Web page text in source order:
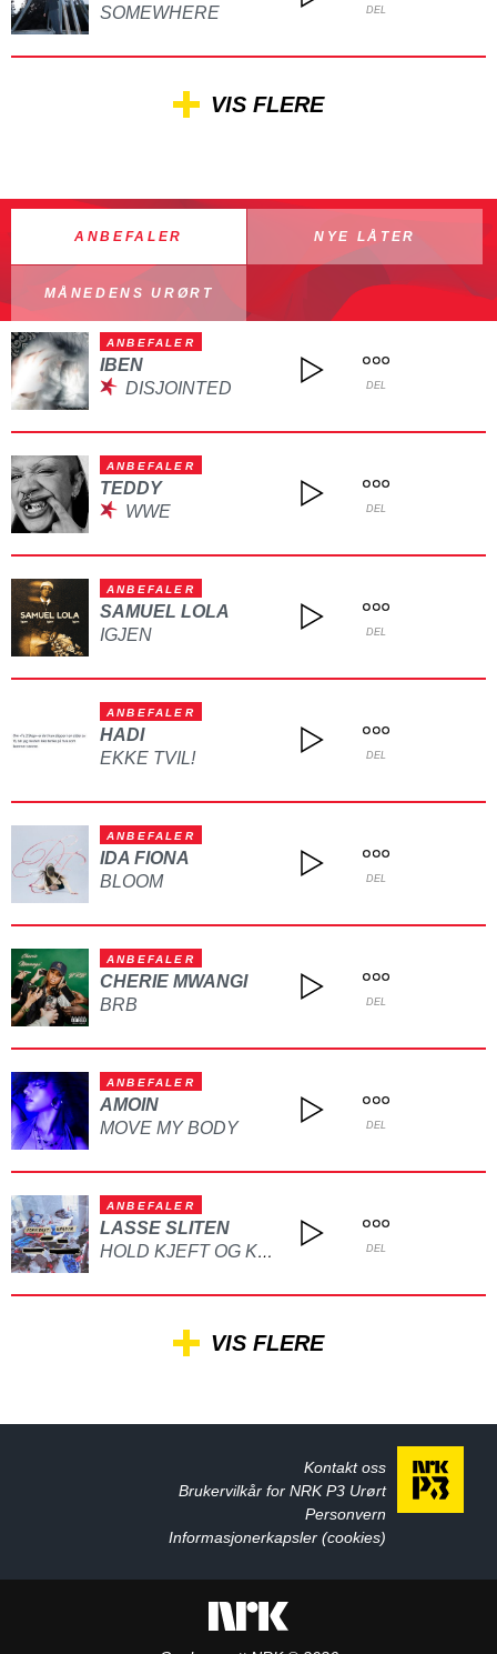
SOMEWHERE
DEL
VIS FLERE
ANBEFALER NYE LÅTER
MÅNEDENS URØRT
ANBEFALER
IBEN
DISJOINTED
DEL
ANBEFALER
TEDDY
WWE
DEL
ANBEFALER
SAMUEL LOLA
IGJEN
DEL
ANBEFALER
HADI
EKKE TVIL!
DEL
ANBEFALER
IDA FIONA
BLOOM
DEL
ANBEFALER
CHERIE MWANGI
BRB
DEL
ANBEFALER
AMOIN
MOVE MY BODY
DEL
ANBEFALER
LASSE SLITEN
HOLD KJEFT OG KYSS MEG DEL
VIS FLERE
Kontakt oss
Brukervilkår for NRK P3 Urørt
Personvern
Informasjonerkapsler (cookies)